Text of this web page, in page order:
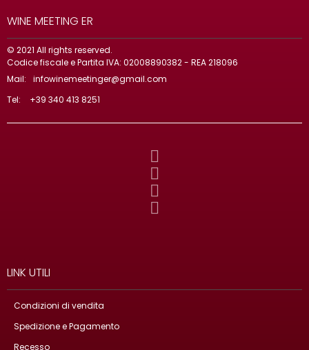
WINE MEETING ER
© 2021 All rights reserved.
Codice fiscale e Partita IVA: 02008890382 - REA 218096
Mail:
infowinemeetinger@gmail.com
Tel:
+39 340 413 8251
LINK UTILI
Condizioni di vendita
Spedizione e Pagamento
Recesso